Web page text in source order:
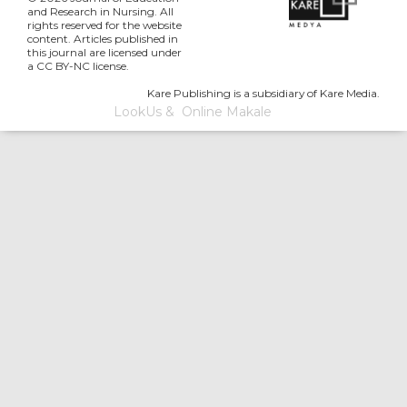
and Research in Nursing. All
rights reserved for the website
content. Articles published in
this journal are licensed under
a CC BY-NC license.
Kare Publishing is a subsidiary of Kare Media.
LookUs& Online Makale